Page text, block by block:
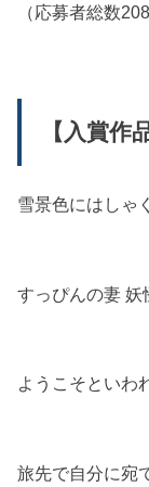
（応募者総数
【入賞作
雪景色にはしゃ
ロック
すっぴんの妻 妖
おとち
ようこそといわ
中村ミ
旅先で自分に宛